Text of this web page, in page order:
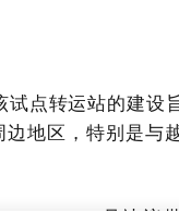
点转运站的建设
地区，特别是与